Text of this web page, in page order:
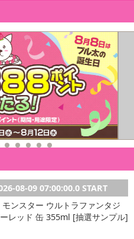
けできません。宅配業者からの
ます。また商品によって発送
お届けする商品は、ご利用いた
目的としており、転売等は固く
れた場合は、サービス利用を停
送完了後、
されない場合もございます。予
08-09 07:00:00.0 START
モンスター ウルトラファンタジ
レッド 缶 355ml [抽選サンプル]